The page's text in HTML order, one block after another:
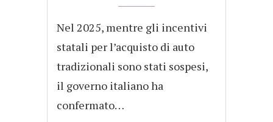
Nel 2025, mentre gli incentivi
statali per l’acquisto di auto
tradizionali sono stati sospesi,
il governo italiano ha
confermato…